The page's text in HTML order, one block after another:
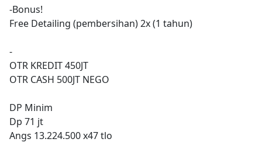
-Bonus!
Free Detailing (pembersihan) 2x (1 tahun)
-
OTR KREDIT 450JT
OTR CASH 500JT NEGO
DP Minim
Dp 71 jt
Angs 13.224.500 x47 tlo